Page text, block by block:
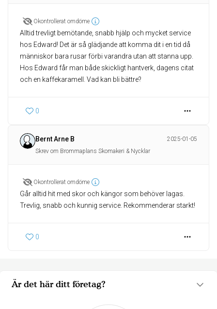
Är det här ditt företag?
Okontrollerat omdöme
Alltid trevligt bemötande, snabb hjälp och mycket service
hos Edward! Det är så glädjande att komma dit i en tid då
människor bara rusar förbi varandra utan att stanna upp.
Hos Edward får man både skickligt hantverk, dagens citat
och en kaffekaramell. Vad kan bli bättre?
0
Bernt Arne B
2025-01-05
Skrev om Brommaplans Skomakeri & Nycklar
Okontrollerat omdöme
Går alltid hit med skor och kängor som behöver lagas.
Trevlig, snabb och kunnig service. Rekommenderar starkt!
0